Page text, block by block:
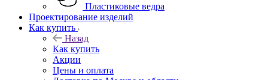
Пластиковые ведра
Проектирование изделий
Как купить
Назад
Как купить
Акции
Цены и оплата